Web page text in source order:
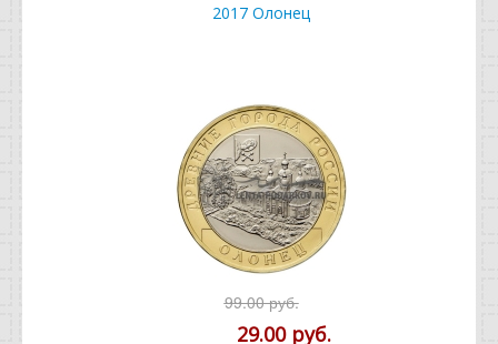
2017 Олонец
99.00 руб.
29.00 руб.